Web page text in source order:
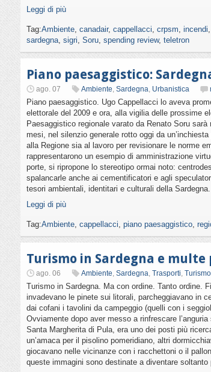
Leggi di più
Tag:Ambiente, canadair, cappellacci, crpsm, incendi,
sardegna, sigri, Soru, spending review, teletron
Piano paesaggistico:
ago. 07 Ambiente, Sardegna, Urbanistica
Piano paesaggistico. Ugo Cappellacci lo aveva
elettorale del 2009 e ora, alla vigilia delle prossime
Paesaggistico regionale varato da Renato Soru
mesi, nel silenzio generale rotto oggi da
alla Regione sia al lavoro per revisionare le norme
rappresentarono un esempio di amministrazione
porte, si ripropone lo stereotipo ormai noto:
spalancarle anche ai cementificatori e agli
tesori ambientali, identitari e culturali della Sardegna.
Leggi di più
Tag:Ambiente, cappellacci, piano paesaggistico,
Turismo in Sardegna e multe
ago. 06 Ambiente, Sardegna, Trasporti, Turismo
Turismo in Sardegna. Ma con ordine. Tanto ordine.
invadevano le pinete sui litorali, parcheggiavano in
dai cofani i tavolini da campeggio (quelli con i
Ovviamente dopo aver messo a rinfrescare
Santa Margherita di Pula, era uno dei posti più
un’amaca per il pisolino pomeridiano, altri
giocavano nelle vicinanze con i racchettoni o il
queste immagini sono destinate a diventare